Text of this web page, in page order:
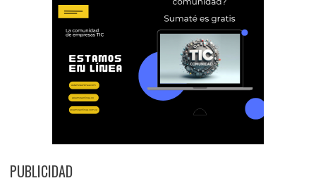
PUBLICIDAD